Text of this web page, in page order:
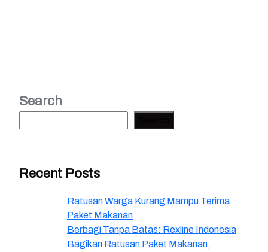
Search
Recent Posts
Ratusan Warga Kurang Mampu Terima
Paket Makanan
Berbagi Tanpa Batas: Rexline Indonesia
Bagikan Ratusan Paket Makanan,